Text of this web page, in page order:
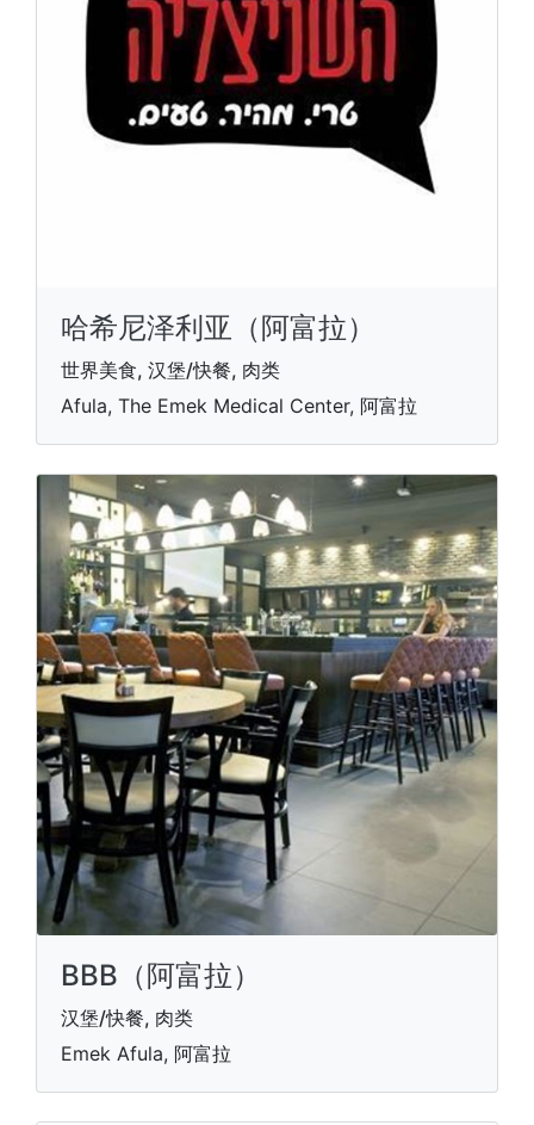
哈希尼泽利亚（阿富拉）
世界美食, 汉堡/快餐, 肉类
Afula, The Emek Medical Center, 阿富拉
BBB（阿富拉）
汉堡/快餐, 肉类
Emek Afula, 阿富拉